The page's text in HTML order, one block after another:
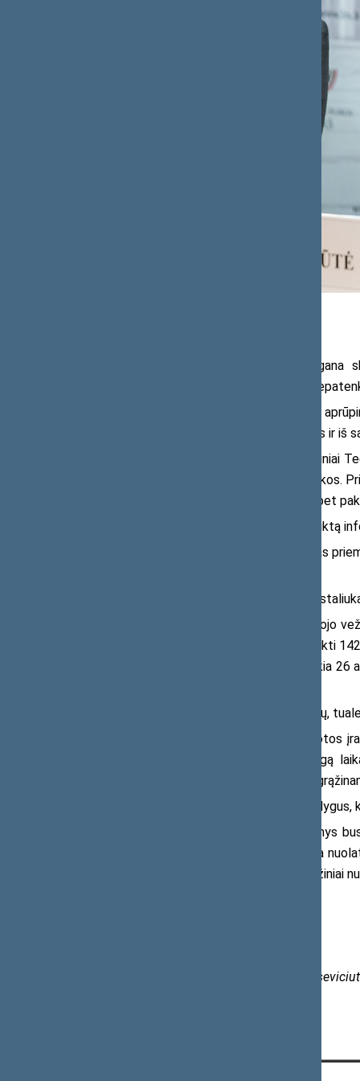
Neaišku, kodėl situacija yra gana
patenkinamas, o didesnė dalis – kad
Kyla klausimas: ar savivaldybės
perka kompensacinės neįgaliųjų įrangos ir iš
Daromos prielaidos, kad teritoriniai
neformuoja tinkamos aprūpinimo politikos.
Dalyje savivaldybių trūksta vežimėlių, bet
Apibendrinant savivaldybių pateiktą
− nepakankamas aprūpinimas
− ypač didelis vaikštynių su
− trūksta universalių neįgaliojo
savivaldybė nurodė, kad 2023 m. pateikti
nurodė, kad vežimėlių nuo 2022 m. laukia
− trūksta čiužinių nuo pragulų,
− gyventojai nenori naudotos
Šalčininkų savivaldybė nurodė, kad ilgą
panaudotą įrangą, ji dažniausiai greitai
− aprūpinimas yra labai netolygus,
Apibrėžiant tvarkas, kaip asmenys
įvertinti realią situaciją. Taip pat būtina
įrangos kaip vaikštynės, vežimėliai, čiužiniai